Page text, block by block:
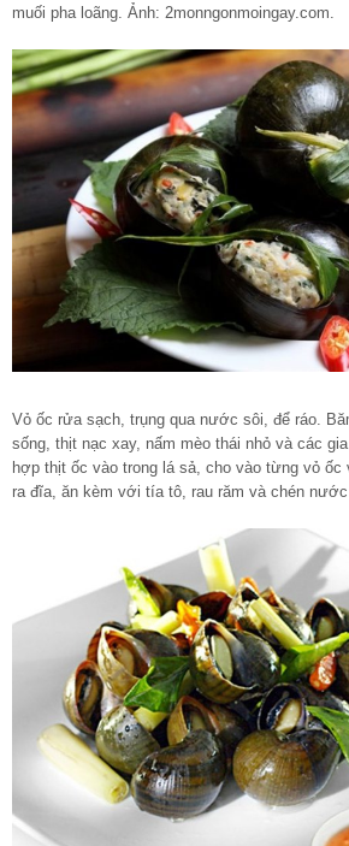
muối pha loãng. Ảnh: 2monngonmoingay.com.
Vỏ ốc rửa sạch, trụng qua nước sôi, để ráo.
sống, thịt nạc xay, nấm mèo thái nhỏ và các
hợp thịt ốc vào trong lá sả, cho vào từng vỏ ốc
ra đĩa, ăn kèm với tía tô, rau răm và chén nước